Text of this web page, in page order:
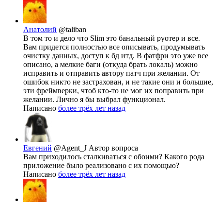
Анатолий @taliban
В том то и дело что Slim это банальный руотер и все.
Вам придется полностью все описывать, продумывать
очистку данных, доступ к бд итд. В фатфри это уже все
описано, а мелкие баги (откуда брать локаль) можно
исправить и отправить автору патч при желании. От
ошибок никто не застрахован, и не такие они и большие,
эти фреймверки, чтоб кто-то не мог их поправить при
желании. Лично я бы выбрал функционал.
Написано более трёх лет назад
Евгений @Agent_J Автор вопроса
Вам приходилось сталкиваться с обоими? Какого рода
приложение было реализовано с их помощью?
Написано более трёх лет назад